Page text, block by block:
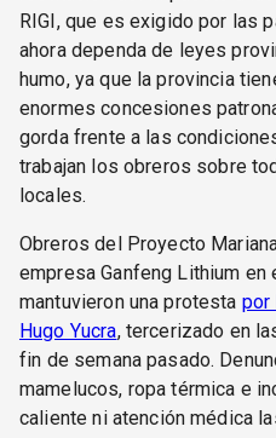
RIGI, que es exigido por las
ahora dependa de leyes
humo, ya que la provincia
enormes concesiones
gorda frente a las
trabajan los obreros sobre
locales.
Obreros del Proyecto
empresa Ganfeng Lithium en
mantuvieron una protesta por
Hugo Yucra, tercerizado en
fin de semana pasado.
mamelucos, ropa térmica e
caliente ni atención médica